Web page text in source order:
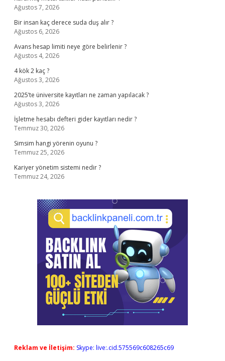
Ağustos 7, 2026
Bir insan kaç derece suda duş alır ?
Ağustos 6, 2026
Avans hesap limiti neye göre belirlenir ?
Ağustos 4, 2026
4 kök 2 kaç ?
Ağustos 3, 2026
2025’te üniversite kayıtları ne zaman yapılacak ?
Ağustos 3, 2026
İşletme hesabı defteri gider kayıtları nedir ?
Temmuz 30, 2026
Simsim hangi yörenin oyunu ?
Temmuz 25, 2026
Kariyer yönetim sistemi nedir ?
Temmuz 24, 2026
Reklam ve İletişim: Skype: live:.cid.575569c608265c69